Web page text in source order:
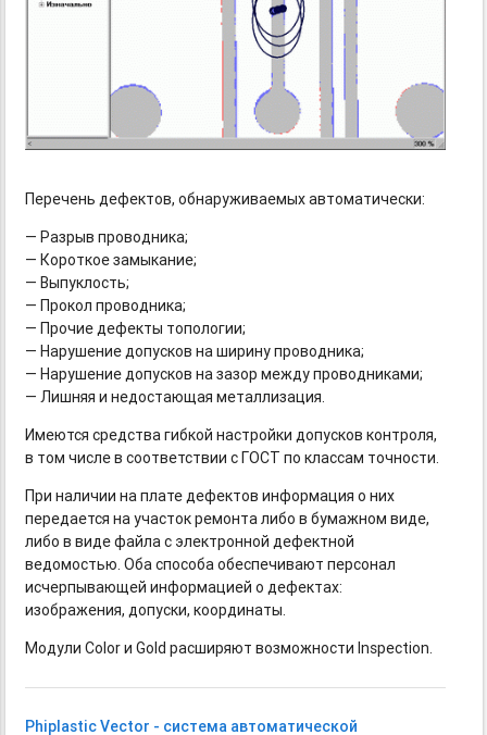
Перечень дефектов, обнаруживаемых автоматически:
— Разрыв проводника;
— Короткое замыкание;
— Выпуклость;
— Прокол проводника;
— Прочие дефекты топологии;
— Нарушение допусков на ширину проводника;
— Нарушение допусков на зазор между проводниками;
— Лишняя и недостающая металлизация.
Имеются средства гибкой настройки допусков контроля,
в том числе в соответствии с ГОСТ по классам точности.
При наличии на плате дефектов информация о них
передается на участок ремонта либо в бумажном виде,
либо в виде файла с электронной дефектной
ведомостью. Оба способа обеспечивают персонал
исчерпывающей информацией о дефектах:
изображения, допуски, координаты.
Модули Color и Gold расширяют возможности Inspection.
Phiplastic Vector - система автоматической